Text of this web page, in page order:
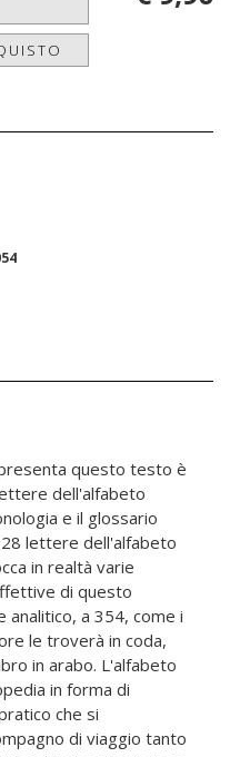
questo testo è
dell'alfabeto
e il glossario
lettere dell'alfabeto
in realtà varie
di questo
analitico, a 354, come i
le troverà in coda,
in arabo. L'alfabeto
in forma di
che si
di viaggio tanto